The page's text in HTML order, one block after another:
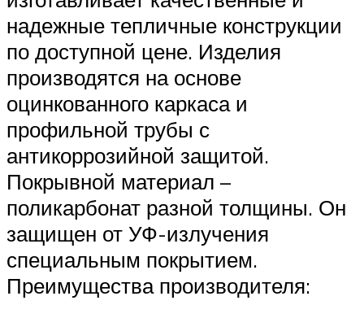
надежные тепличные конструкции
по доступной цене. Изделия
производятся на основе
оцинкованного каркаса и
профильной трубы с
антикоррозийной защитой.
Покрывной материал –
поликарбонат разной толщины. Он
защищен от УФ-излучения
специальным покрытием.
Преимущества производителя: